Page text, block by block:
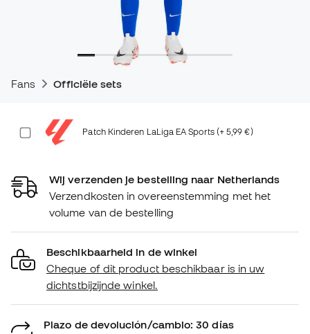
Fans Officiële sets
Patch Kinderen LaLiga EA Sports (+ 5,99 €)
Wij verzenden je bestelling naar Netherlands
Verzendkosten in overeenstemming met het
volume van de bestelling
Beschikbaarheid in de winkel
Cheque of dit product beschikbaar is in uw
dichtstbijzijnde winkel.
Plazo de devolución/cambio: 30 días